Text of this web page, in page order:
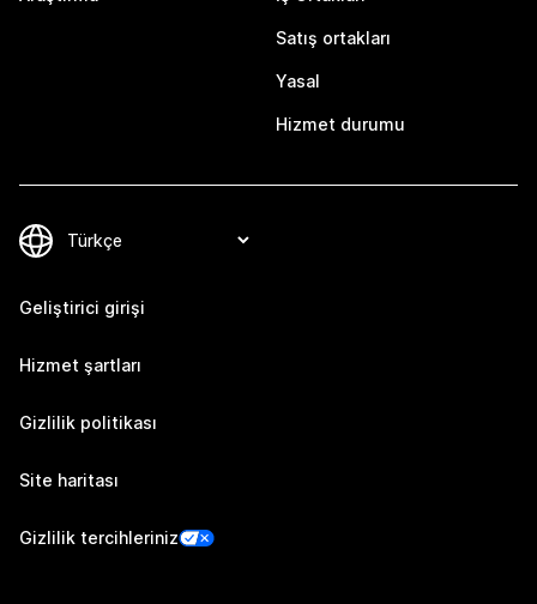
Satış ortakları
Yasal
Hizmet durumu
Geliştirici girişi
Hizmet şartları
Gizlilik politikası
Site haritası
Gizlilik tercihleriniz